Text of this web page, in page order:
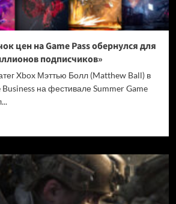
цен на Game Pass обернулся для
подписчиков»
Xbox Мэттью Болл (Matthew Ball) в
на фестивале Summer Game